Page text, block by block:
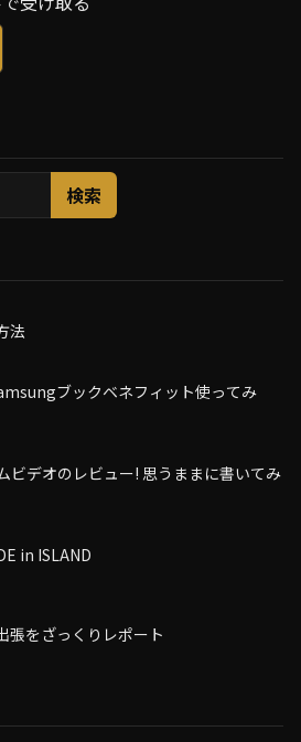
法
ブックベネフィット使ってみ
ビデオのレビュー! 思うままに書いてみ
in ISLAND
張をざっくりレポート